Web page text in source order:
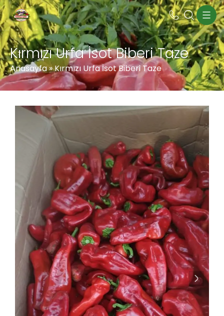
Kırmızı Urfa İsot Biberi Taze
Anasayfa»Kırmızı Urfa İsot Biberi Taze